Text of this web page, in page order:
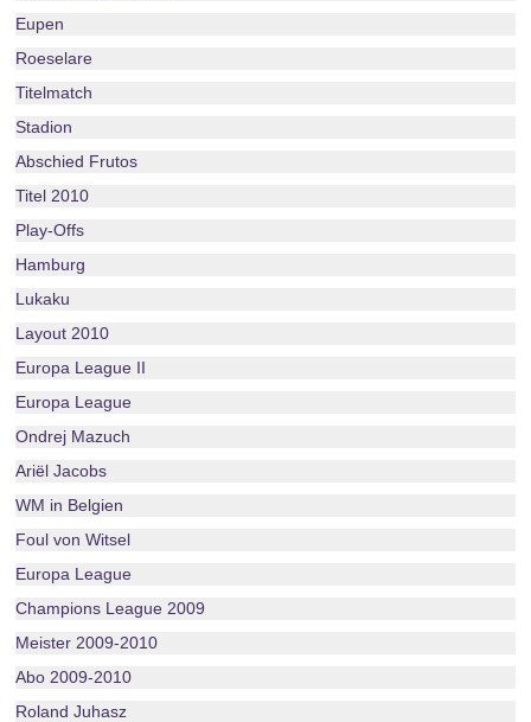
Eupen
Roeselare
Titelmatch
Stadion
Abschied Frutos
Titel 2010
Play-Offs
Hamburg
Lukaku
Layout 2010
Europa League II
Europa League
Ondrej Mazuch
Ariël Jacobs
WM in Belgien
Foul von Witsel
Europa League
Champions League 2009
Meister 2009-2010
Abo 2009-2010
Roland Juhasz